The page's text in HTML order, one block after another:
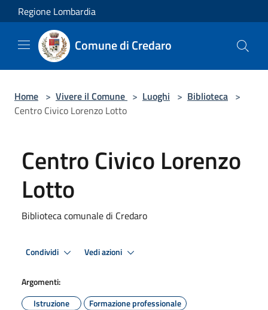
Salta al contenuto principale
Regione Lombardia
Comune di Credaro
Home > Vivere il Comune > Luoghi > Biblioteca >
Centro Civico Lorenzo Lotto
Centro Civico Lorenzo
Lotto
Biblioteca comunale di Credaro
Condividi Vedi azioni
Argomenti:
Istruzione
Formazione professionale